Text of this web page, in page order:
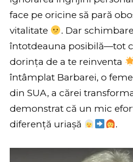
face pe oricine să pară
vitalitate
. Dar
întotdeauna posibilă—tot
dorința de a te reinventa
întâmplat Barbarei, o
din SUA, a cărei
demonstrat că un mic
diferență uriașă
.